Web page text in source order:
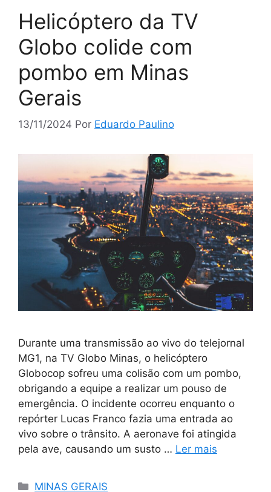
Helicóptero da TV
Globo colide com
pombo em Minas
Gerais
13/11/2024 Por Eduardo Paulino
Durante uma transmissão ao vivo do telejornal
MG1, na TV Globo Minas, o helicóptero
Globocop sofreu uma colisão com um pombo,
obrigando a equipe a realizar um pouso de
emergência. O incidente ocorreu enquanto o
repórter Lucas Franco fazia uma entrada ao
vivo sobre o trânsito. A aeronave foi atingida
pela ave, causando um susto … Ler mais
Categorias
MINAS GERAIS